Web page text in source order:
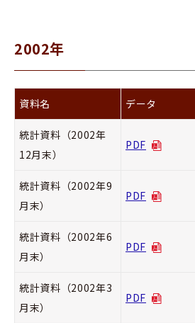
2002年
資料名 データ
統計資料（2002年
12月末）
PDF
統計資料（2002年9
月末）
PDF
統計資料（2002年6
月末）
PDF
統計資料（2002年3
月末）
PDF